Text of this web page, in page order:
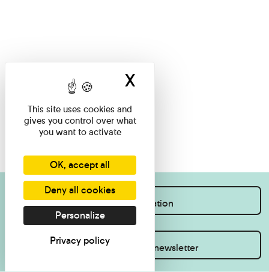
I want information
Inscrivez-vous à la newsletter
This site uses cookies and
gives you control over what
you want to activate
OK, accept all
Deny all cookies
Personalize
Privacy policy
X